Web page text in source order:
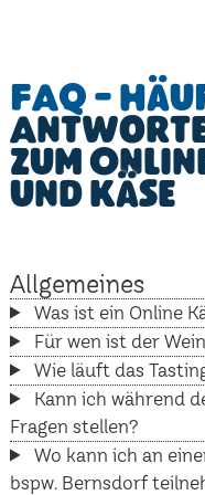
FAQ -
zum
und Käse
Allgemeines
Was ist ein Online
Für wen ist der
Wie läuft das
Kann ich während
Fragen stellen?
Wo kann ich an
bspw. Bernsdorf